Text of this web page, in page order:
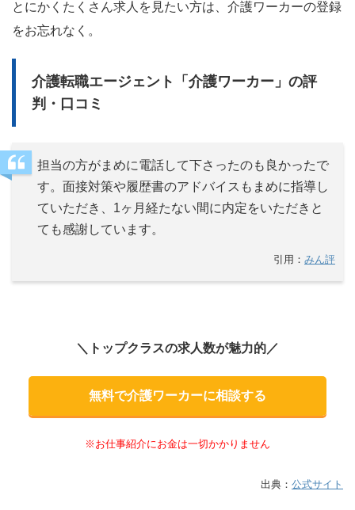
とにかくたくさん求人を見たい方は、介護ワーカーの登録
をお忘れなく。
介護転職エージェント「介護ワーカー」の評
判・口コミ
担当の方がまめに電話して下さったのも良かったで
す。面接対策や履歴書のアドバイスもまめに指導し
ていただき、1ヶ月経たない間に内定をいただきと
ても感謝しています。
引用： みん評
＼トップクラスの求人数が魅力的／
無料で介護ワーカーに相談する
※お仕事紹介にお金は一切かかりません
出典： 公式サイト